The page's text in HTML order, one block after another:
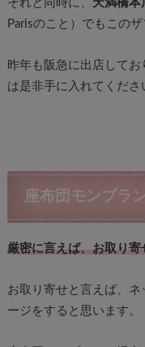
それと同時に、 天満橋本
Parisのこと）でもこの
昨年も阪急に出店して
は是非手に入れてくださ
座布団モンブラ
厳密に言えば、お取り寄
お取り寄せと言えば、
ージをすると思います。